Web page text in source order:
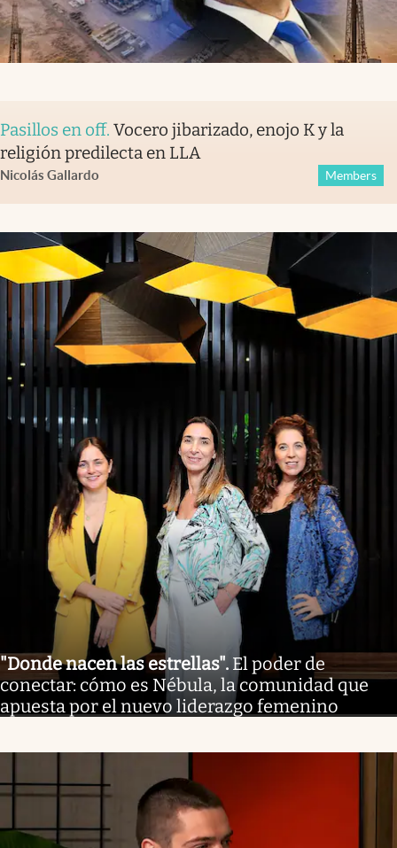
Pasillos en off. Vocero jibarizado, enojo K y la
religión predilecta en LLA
Nicolás Gallardo Members
"Donde nacen las estrellas". El poder de
conectar: cómo es Nébula, la comunidad que
apuesta por el nuevo liderazgo femenino